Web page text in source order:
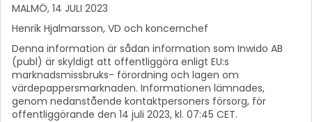
MALMÖ, 14 JULI 2023
Henrik Hjalmarsson, VD och koncernchef
Denna information är sådan information som Inwido AB
(publ) är skyldigt att offentliggöra enligt EU:s
marknadsmissbruks- förordning och lagen om
värdepappersmarknaden. Informationen lämnades,
genom nedanstående kontaktpersoners försorg, för
offentliggörande den 14 juli 2023, kl. 07:45 CET.